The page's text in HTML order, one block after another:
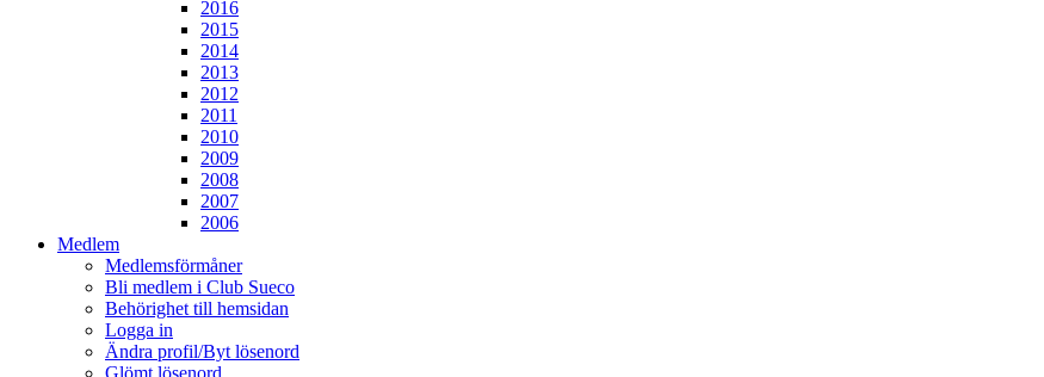
2016
2015
2014
2013
2012
2011
2010
2009
2008
2007
2006
Medlem
Medlemsförmåner
Bli medlem i Club Sueco
Behörighet till hemsidan
Logga in
Ändra profil/Byt lösenord
Glömt lösenord